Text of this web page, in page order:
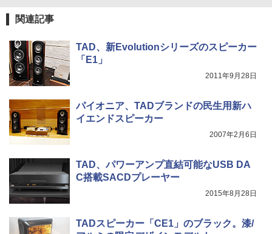
関連記事
TAD、新Evolutionシリーズのスピーカー
「E1」
2011年9月28日
パイオニア、TADブランドの民生用新ハ
イエンドスピーカー
2007年2月6日
TAD、パワーアンプ直結可能なUSB DA
C搭載SACDプレーヤー
2015年8月28日
TADスピーカー「CE1」のブラック。漆/